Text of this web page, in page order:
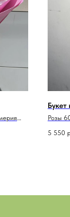
Розы
5 550